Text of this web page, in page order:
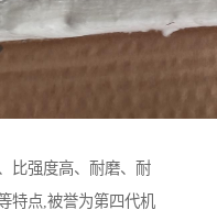
比强度高、耐磨、耐
特点,被誉为第四代机